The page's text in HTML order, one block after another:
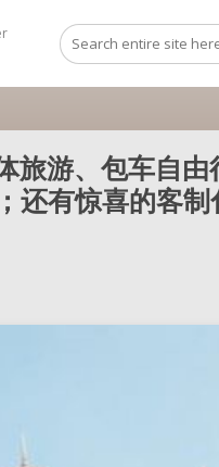
游、包车自
还有惊喜的客